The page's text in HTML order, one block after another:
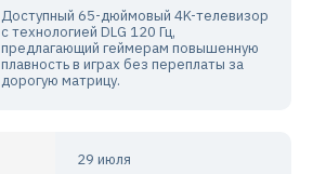
Доступный 65-дюймовый 4K-телевизор
с технологией DLG 120 Гц,
предлагающий геймерам повышенную
плавность в играх без переплаты за
дорогую матрицу.
29 июля